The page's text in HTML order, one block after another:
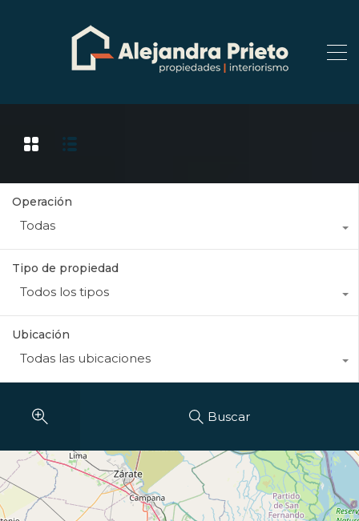
Operación
Todas
Tipo de propiedad
Todos los tipos
Ubicación
Todas las ubicaciones
Buscar